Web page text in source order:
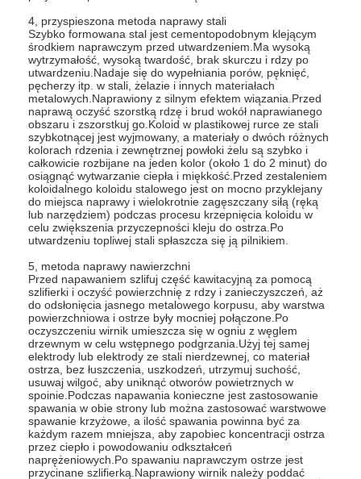
Pokaz VR
O nas
Wycieczka po fabryce
Kontrola jakości
Skontaktuj się z nami
Nowości
Wszystkie przypadki
Blog
porozmawiaj teraz
Ecer
Pozioma pompa do szlamu
Pionowa pompa szlamowa
4, przyspieszona metoda naprawy stali
Szybko formowana stal jest cementopodobnym klejącym
środkiem naprawczym przed utwardzeniem.Ma wysoką
wytrzymałość, wysoką twardość, brak skurczu i rdzy po
utwardzeniu.Nadaje się do wypełniania porów, pęknięć,
pęcherzy itp. w stali, żelazie i innych materiałach
metalowych.Naprawiony z silnym efektem wiązania.Przed
naprawą oczyść szorstką rdzę i brud wokół naprawianego
obszaru i zszorstkuj go.Koloid w plastikowej rurce ze stali
szybkotnącej jest wyjmowany, a materiały o dwóch różnych
kolorach rdzenia i zewnętrznej powłoki żelu są szybko i
całkowicie rozbijane na jeden kolor (około 1 do 2 minut) do
osiągnąć wytwarzanie ciepła i miękkość.Przed zestaleniem
koloidalnego koloidu stalowego jest on mocno przyklejany
do miejsca naprawy i wielokrotnie zagęszczany siłą (ręką
lub narzędziem) podczas procesu krzepnięcia koloidu w
celu zwiększenia przyczepności kleju do ostrza.Po
utwardzeniu topliwej stali spłaszcza się ją pilnikiem.
5, metoda naprawy nawierzchni
Przed napawaniem szlifuj część kawitacyjną za pomocą
szlifierki i oczyść powierzchnię z rdzy i zanieczyszczeń, aż
do odsłonięcia jasnego metalowego korpusu, aby warstwa
powierzchniowa i ostrze były mocniej połączone.Po
oczyszczeniu wirnik umieszcza się w ogniu z węglem
drzewnym w celu wstępnego podgrzania.Użyj tej samej
elektrody lub elektrody ze stali nierdzewnej, co materiał
ostrza, bez łuszczenia, uszkodzeń, utrzymuj suchość,
usuwaj wilgoć, aby uniknąć otworów powietrznych w
spoinie.Podczas napawania konieczne jest zastosowanie
spawania w obie strony lub można zastosować warstwowe
spawanie krzyżowe, a ilość spawania powinna być za
każdym razem mniejsza, aby zapobiec koncentracji ostrza
przez ciepło i powodowaniu odkształceń
naprężeniowych.Po spawaniu naprawczym ostrze jest
przycinane szlifierką.Naprawiony wirnik należy poddać